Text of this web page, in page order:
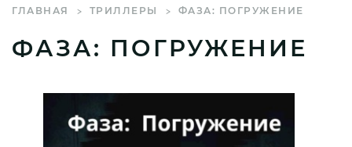
ГЛАВНАЯ ТРИЛЛЕРЫ ФАЗА: ПОГРУЖЕНИЕ
ФАЗА: ПОГРУЖЕНИЕ